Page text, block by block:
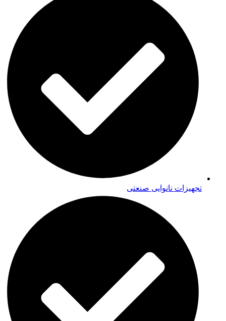
تجهیزات نانوایی صنعتی